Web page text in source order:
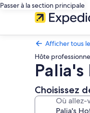
Passer à la section principale
Afficher tous
Hôte
Choisissez
Où allez-